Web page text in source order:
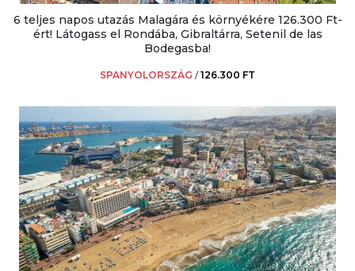
6 teljes napos utazás Malagára és környékére 126.300 Ft-
ért! Látogass el Rondába, Gibraltárra, Setenil de las
Bodegasba!
SPANYOLORSZÁG /126.300 FT